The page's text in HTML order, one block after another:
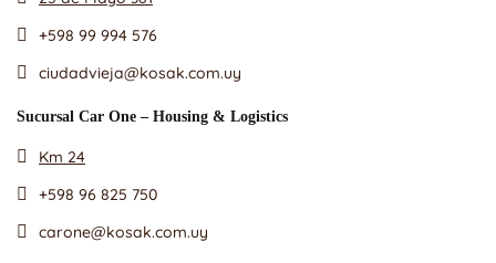
+598 99 994 576
ciudadvieja@kosak.com.uy
Sucursal Car One – Housing & Logistics
Km 24
+598 96 825 750
carone@kosak.com.uy